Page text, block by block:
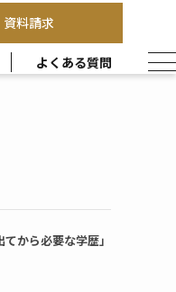
資料請求
よくある質問
てから必要な学歴」